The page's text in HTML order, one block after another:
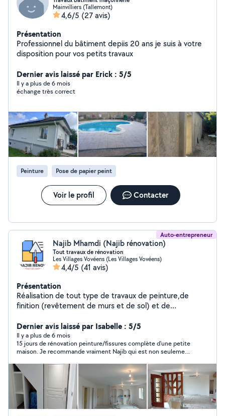
Mainvilliers (Tallemont)
4,6/5 (27 avis)
Présentation
Professionnel du bâtiment depiis 20 ans je suis à votre
disposition pour vos petits travaux
Dernier avis laissé par Erick : 5/5
Il y a plus de 6 mois
échange très correct
Peinture Pose de papier peint
Voir le profil Contacter
Auto-entrepreneur
Najib Mhamdi (Najib rénovation)
Tout travaux de rénovation
Les Villages Vovéens (Les Villages Vovéens)
4,4/5 (41 avis)
Présentation
Réalisation de tout type de travaux de peinture,de
finition (revêtement de murs et de sol) et de
Dernier avis laissé par Isabelle : 5/5
Il y a plus de 6 mois
15 jours de rénovation peinture/fissures complète d'une petite
maison. Je recommande vraiment Najib qui est non seulement
le délais. Merci Najib!